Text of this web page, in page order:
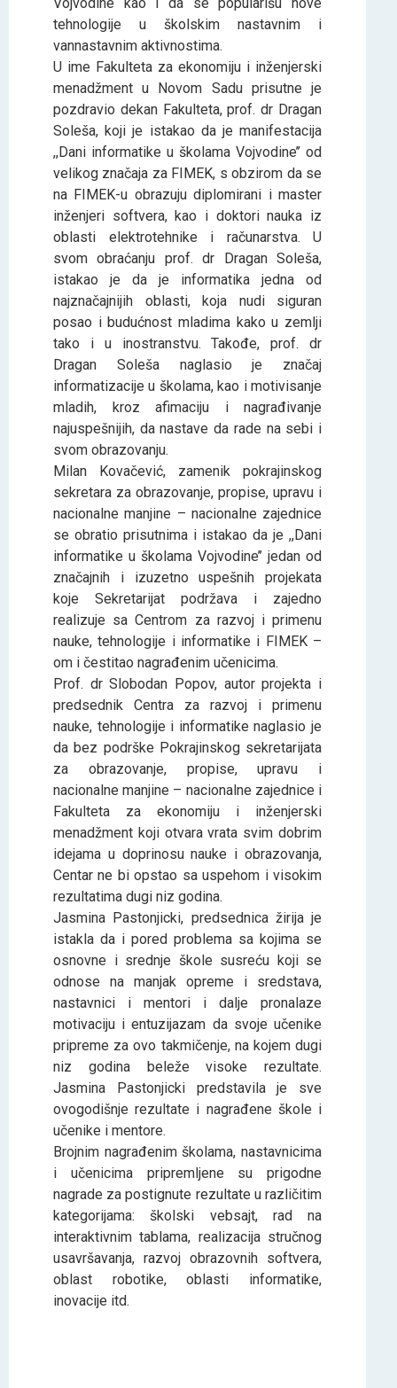
tehnologije u školskim nastavnim i
vannastavnim aktivnostima.
U ime Fakulteta za ekonomiju i inženjerski
menadžment u Novom Sadu prisutne je
pozdravio dekan Fakulteta, prof. dr Dragan
Soleša, koji je istakao da je manifestacija
,,Dani informatike u školama Vojvodine’’ od
velikog značaja za FIMEK, s obzirom da se
na FIMEK-u obrazuju diplomirani i master
inženjeri softvera, kao i doktori nauka iz
oblasti elektrotehnike i računarstva. U
svom obraćanju prof. dr Dragan Soleša,
istakao je da je informatika jedna od
najznačajnijih oblasti, koja nudi siguran
posao i budućnost mladima kako u zemlji
tako i u inostranstvu. Takođe, prof. dr
Dragan Soleša naglasio je značaj
informatizacije u školama, kao i motivisanje
mladih, kroz afimaciju i nagrađivanje
najuspešnijih, da nastave da rade na sebi i
svom obrazovanju.
Milan Kovačević, zamenik pokrajinskog
sekretara za obrazovanje, propise, upravu i
nacionalne manjine – nacionalne zajednice
se obratio prisutnima i istakao da je ,,Dani
informatike u školama Vojvodine’’ jedan od
značajnih i izuzetno uspešnih projekata
koje Sekretarijat podržava i zajedno
realizuje sa Centrom za razvoj i primenu
nauke, tehnologije i informatike i FIMEK –
om i čestitao nagrađenim učenicima.
Prof. dr Slobodan Popov, autor projekta i
predsednik Centra za razvoj i primenu
nauke, tehnologije i informatike naglasio je
da bez podrške Pokrajinskog sekretarijata
za obrazovanje, propise, upravu i
nacionalne manjine – nacionalne zajednice i
Fakulteta za ekonomiju i inženjerski
menadžment koji otvara vrata svim dobrim
idejama u doprinosu nauke i obrazovanja,
Centar ne bi opstao sa uspehom i visokim
rezultatima dugi niz godina.
Jasmina Pastonjicki, predsednica žirija je
istakla da i pored problema sa kojima se
osnovne i srednje škole susreću koji se
odnose na manjak opreme i sredstava,
nastavnici i mentori i dalje pronalaze
motivaciju i entuzijazam da svoje učenike
pripreme za ovo takmičenje, na kojem dugi
niz godina beleže visoke rezultate.
Jasmina Pastonjicki predstavila je sve
ovogodišnje rezultate i nagrađene škole i
učenike i mentore.
Brojnim nagrađenim školama, nastavnicima
i učenicima pripremljene su prigodne
nagrade za postignute rezultate u različitim
kategorijama: školski vebsajt, rad na
interaktivnim tablama, realizacija stručnog
usavršavanja, razvoj obrazovnih softvera,
oblast robotike, oblasti informatike,
inovacije itd.